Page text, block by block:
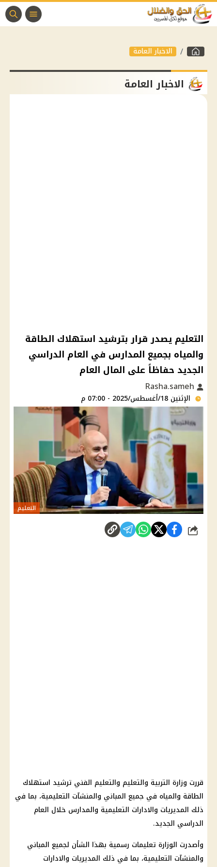
الاخبار العامة
الاخبار العامة
التعليم يصدر قرار بترشيد استهلاك الطاقة
والمياه بجميع المدارس في العام الدراسي
الجديد حفاظاً على المال العام
الإثنين 18/أغسطس/2025 - 07:00 م
التعليم
شارك
قررت وزارة التربية والتعليم والتعليم الفني ترشيد استهلاك
الطاقة والمياه في جميع المباني والمنشآت التعليمية، بما في
ذلك المديريات والادارات التعليمية والمدارس خلال العام
الدراسي الجديد.
وأصدرت الوزارة تعليمات رسمية بهذا الشأن لجميع المباني
والمنشآت التعليمية، بما في ذلك المديريات والادارات